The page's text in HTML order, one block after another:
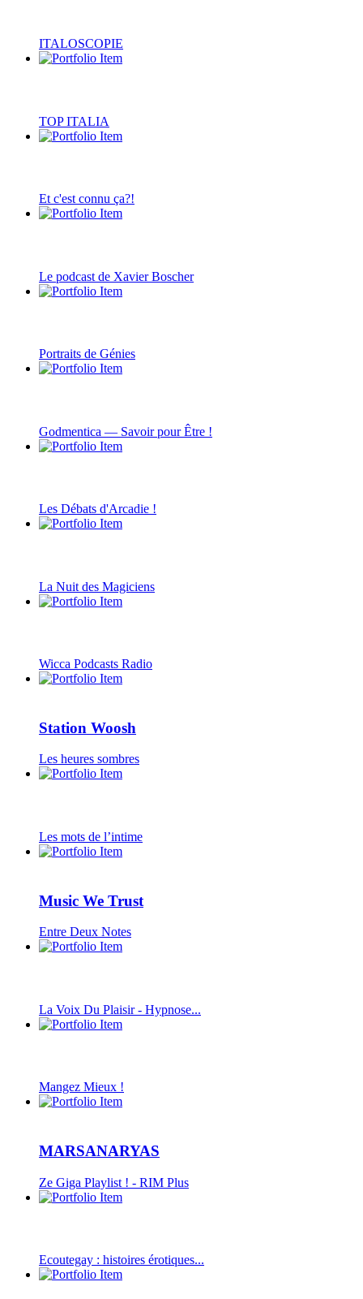
ITALOSCOPIE
TOP ITALIA
Et c'est connu ça?!
Le podcast de Xavier Boscher
Portraits de Génies
Godmentica — Savoir pour Être !
Les Débats d'Arcadie !
La Nuit des Magiciens
Wicca Podcasts Radio
Station Woosh
Les heures sombres
Les mots de l’intime
Music We Trust
Entre Deux Notes
La Voix Du Plaisir - Hypnose...
Mangez Mieux !
MARSANARYAS
Ze Giga Playlist ! - RIM Plus
Ecoutegay : histoires érotiques...